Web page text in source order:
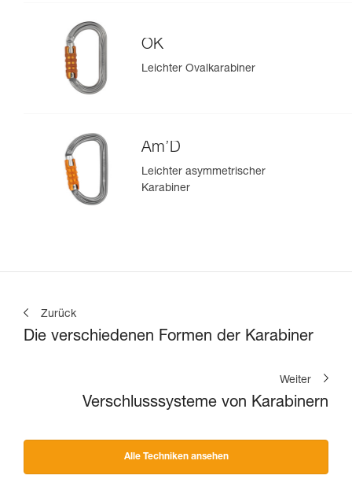
OK
Leichter Ovalkarabiner
Am’D
Leichter asymmetrischer
Karabiner
Zurück
Die verschiedenen Formen der Karabiner
Weiter
Verschlusssysteme von Karabinern
Alle Techniken ansehen